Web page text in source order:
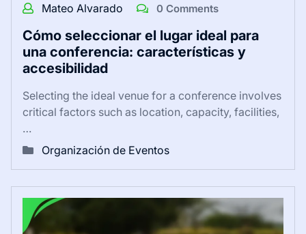
Mateo Alvarado 0 Comments
Cómo seleccionar el lugar ideal para
una conferencia: características y
accesibilidad
Selecting the ideal venue for a conference involves
critical factors such as location, capacity, facilities,
…
Organización de Eventos